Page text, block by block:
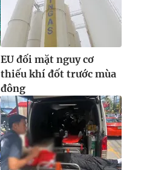
EU đối mặt nguy cơ
thiếu khí đốt trước mùa
đông